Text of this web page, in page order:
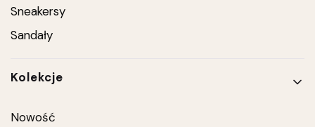
Sneakersy
Sandały
Kolekcje
Nowość